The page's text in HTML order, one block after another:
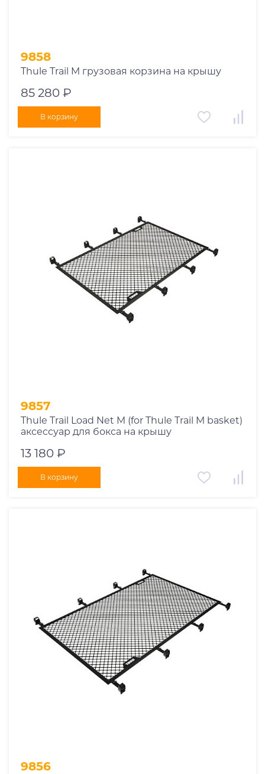
9858
Thule Trail M грузовая корзина на крышу
85 280 ₽
В корзину
9857
Thule Trail Load Net M (for Thule Trail M basket)
аксессуар для бокса на крышу
13 180 ₽
В корзину
9856